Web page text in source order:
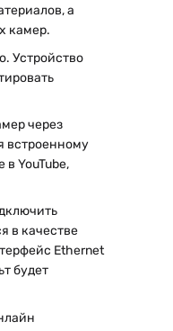
а
камер.
Устройство
через
встроенному
YouTube,
в качестве
Ethernet
будет